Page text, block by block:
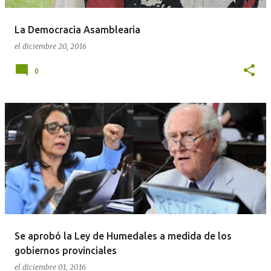
La Democracia Asamblearia
el diciembre 20, 2016
0
Se aprobó la Ley de Humedales a medida de los
gobiernos provinciales
el diciembre 01, 2016